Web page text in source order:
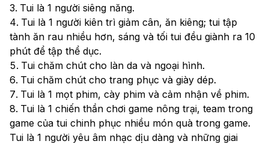
Tui là 1 người siêng năng.
Tui là 1 người kiên trì giảm cân, ăn kiêng; tui tập
tành ăn rau nhiều hơn, sáng và tối tui đều giành ra 10
phút để tập thể dục.
Tui chăm chút cho làn da và ngoại hình.
Tui chăm chút cho trang phục và giày dép.
Tui là 1 mọt phim, cày phim và cảm nhận về phim.
Tui là 1 chiến thần chơi game nông trại, team trong
game của tui chinh phục nhiều món quà trong game.
Tui là 1 người yêu âm nhạc dịu dàng và những giai